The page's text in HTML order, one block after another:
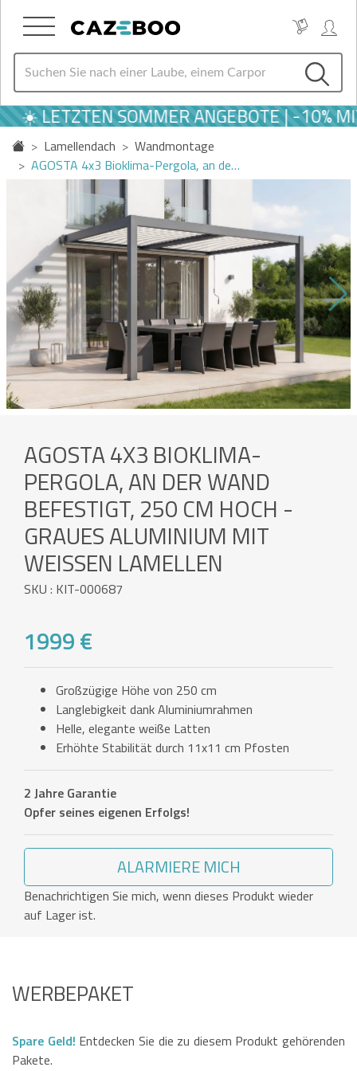
LETZTEN SOMMER ANGEBOTE | -10% MIT
Lamellendach
Wandmontage
AGOSTA 4x3 Bioklima-Pergola, an de…
AGOSTA 4X3 BIOKLIMA-
PERGOLA, AN DER WAND
BEFESTIGT, 250 CM HOCH -
GRAUES ALUMINIUM MIT
WEISSEN LAMELLEN
SKU : KIT-000687
1999 €
Großzügige Höhe von 250 cm
Langlebigkeit dank Aluminiumrahmen
Helle, elegante weiße Latten
Erhöhte Stabilität durch 11x11 cm Pfosten
2 Jahre Garantie
Opfer seines eigenen Erfolgs!
ALARMIERE MICH
Benachrichtigen Sie mich, wenn dieses Produkt wieder
auf Lager ist.
WERBEPAKET
Spare Geld! Entdecken Sie die zu diesem Produkt gehörenden
Pakete.